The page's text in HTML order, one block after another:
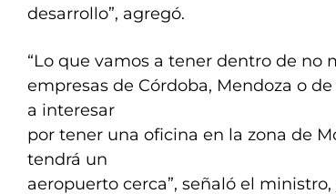
desarrollo”, agregó.
“Lo que vamos a tener dentro de no
empresas de Córdoba, Mendoza o
a interesar
por tener una oficina en la zona de
tendrá un
aeropuerto cerca”, señaló el